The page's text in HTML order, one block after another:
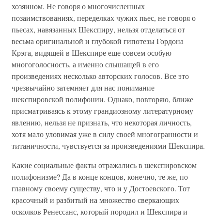
хозяином. Не говоря о многочисленных
позаимствованиях, переделках чужих пьес, не говоря о
пьесах, навязанных Шекспиру, нельзя отделаться от
весьма оригинальной и глубокой гипотезы Гордона
Крэга, видящей в Шекспире еще совсем особую
многоголосность, а именно слышащей в его
произведениях несколько авторских голосов. Все это
чрезвычайно затемняет для нас понимание
шекспировской полифонии. Однако, повторяю, ближе
присматриваясь к этому грандиозному литературному
явлению, нельзя не признать, что некоторая личность,
хотя мало уловимая уже в силу своей многогранности и
титаничности, чувствуется за произведениями Шекспира.
Какие социальные факты отражались в шекспировском
полифонизме? Да в конце концов, конечно, те же, по
главному своему существу, что и у Достоевского. Тот
красочный и разбитый на множество сверкающих
осколков Ренессанс, который породил и Шекспира и